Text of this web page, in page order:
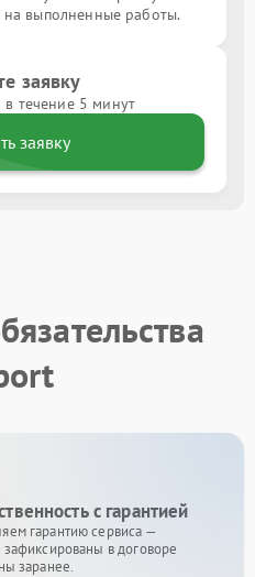
на выполненные работы.
заявку
течение 5 минут
заявку
с гарантией
гарантию сервиса —
зафиксированы в договоре
заранее.